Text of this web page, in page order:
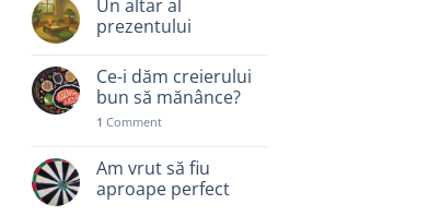
Un altar al
prezentului
Ce-i dăm creierului
bun să mănânce?
1 Comment
Am vrut să fiu
aproape perfect